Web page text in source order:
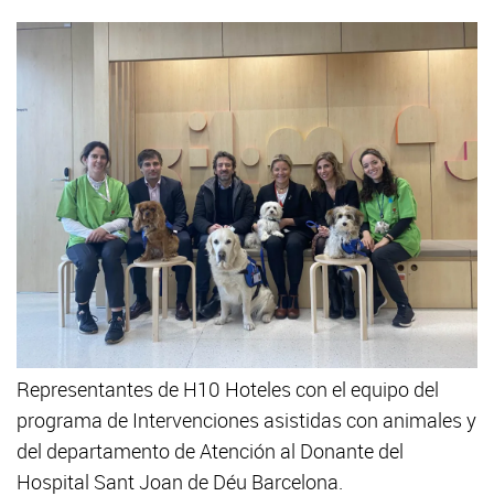
Representantes de H10 Hoteles con el equipo del
programa de Intervenciones asistidas con animales y
del departamento de Atención al Donante del
Hospital Sant Joan de Déu Barcelona.